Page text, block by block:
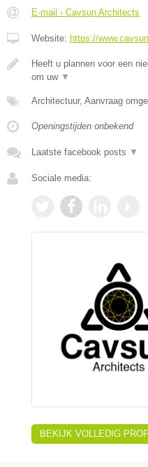
E-mail › Cavsun Architects
Website: https://
Heeft u plannen voor een
om uw ▼
Architectuur, Aanvraag
Openingstijden onbekend
Laatste facebook posts ▼
Sociale media:
BEKIJK VOLLEDIG